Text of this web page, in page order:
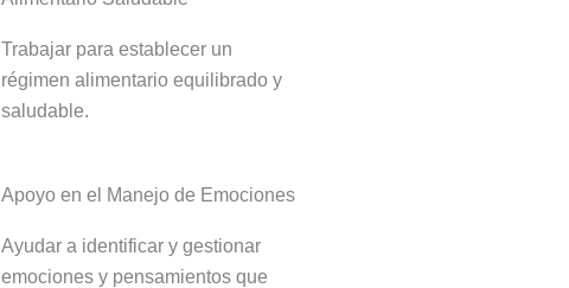
Trabajar para establecer un
régimen alimentario equilibrado y
saludable.
Apoyo en el Manejo de Emociones
Ayudar a identificar y gestionar
emociones y pensamientos que